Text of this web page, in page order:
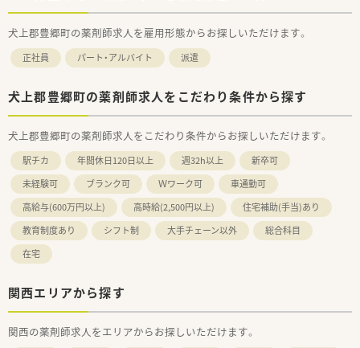
犬上郡豊郷町の薬剤師求人を雇用形態からお探しいただけます。
正社員 パート・アルバイト 派遣
犬上郡豊郷町の薬剤師求人をこだわり条件から探す
犬上郡豊郷町の薬剤師求人をこだわり条件からお探しいただけます。
駅チカ 年間休日120日以上 週32h以上
新卒可
未経験可
ブランク可 Ｗワーク可
車通勤可
高給与(600万円以上)
高時給(2,500円以上)
住宅補助(手当)あり
教育制度あり
シフト制 大手チェーン以外
総合科目
在宅
関西エリアから探す
関西の薬剤師求人をエリアからお探しいただけます。